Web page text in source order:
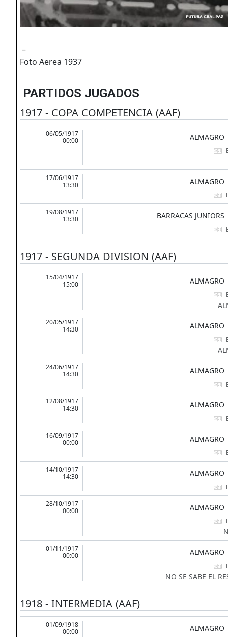
–
Foto Aerea 1937
PARTIDOS JUGADOS
1917 - COPA COMPETENCIA (AAF)
06/05/1917
00:00
ALMAGRO
17/06/1917
13:30
ALMAGRO
19/08/1917
13:30
BARRACAS JUNIORS
1917 - SEGUNDA DIVISION (AAF)
15/04/1917
15:00
ALMAGRO
20/05/1917
14:30
ALMAGRO
24/06/1917
14:30
ALMAGRO
12/08/1917
14:30
ALMAGRO
16/09/1917
00:00
ALMAGRO
14/10/1917
14:30
ALMAGRO
28/10/1917
00:00
ALMAGRO
01/11/1917
00:00
ALMAGRO
NO SE SABE EL
1918 - INTERMEDIA (AAF)
01/09/1918
00:00
ALMAGRO